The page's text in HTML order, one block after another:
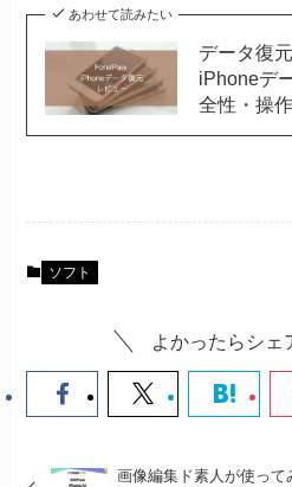
あわせて読みたい
データ復
iPhoneデ
全性・操
ソフト
よかったらシェ
画像編集ド素人が使っ